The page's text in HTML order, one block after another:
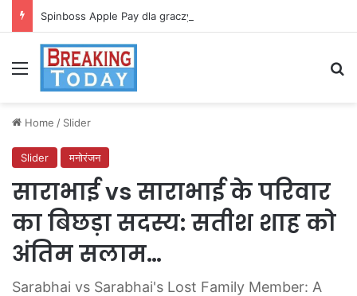
Spinboss Apple Pay dla graczy na iPhone
Menu
Home / Slider
Slider मनोरंजन
साराभाई vs साराभाई के परिवार
का बिछड़ा सदस्य: सतीश शाह को
अंतिम सलाम…
Sarabhai vs Sarabhai's Lost Family Member: A